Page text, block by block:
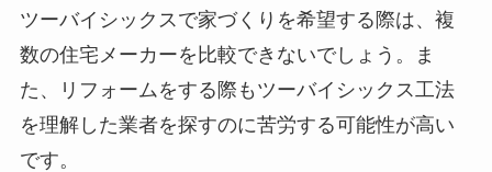
ツーバイシックスで家づくりを希望する際は、複
数の住宅メーカーを比較できないでしょう。ま
た、リフォームをする際もツーバイシックス工法
を理解した業者を探すのに苦労する可能性が高い
です。